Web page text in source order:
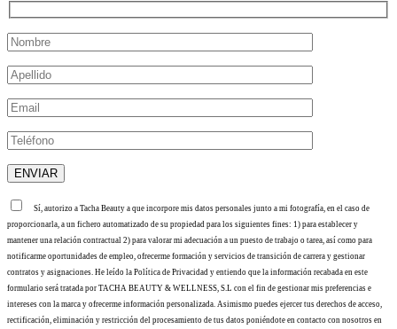
Sí, autorizo a Tacha Beauty a que incorpore mis datos personales junto a mi fotografía, en el caso de
proporcionarla, a un fichero automatizado de su propiedad para los siguientes fines: 1) para establecer y
mantener una relación contractual 2) para valorar mi adecuación a un puesto de trabajo o tarea, así como para
notificarme oportunidades de empleo, ofrecerme formación y servicios de transición de carrera y gestionar
contratos y asignaciones. He leído la Política de Privacidad y entiendo que la información recabada en este
formulario será tratada por TACHA BEAUTY & WELLNESS, S.L con el fin de gestionar mis preferencias e
intereses con la marca y ofrecerme información personalizada. Asimismo puedes ejercer tus derechos de acceso,
rectificación, eliminación y restricción del procesamiento de tus datos poniéndote en contacto con nosotros en